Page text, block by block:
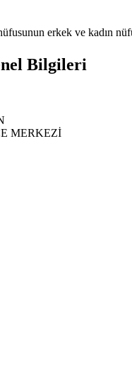
erkek ve kadın
Bilgileri
MERKEZİ